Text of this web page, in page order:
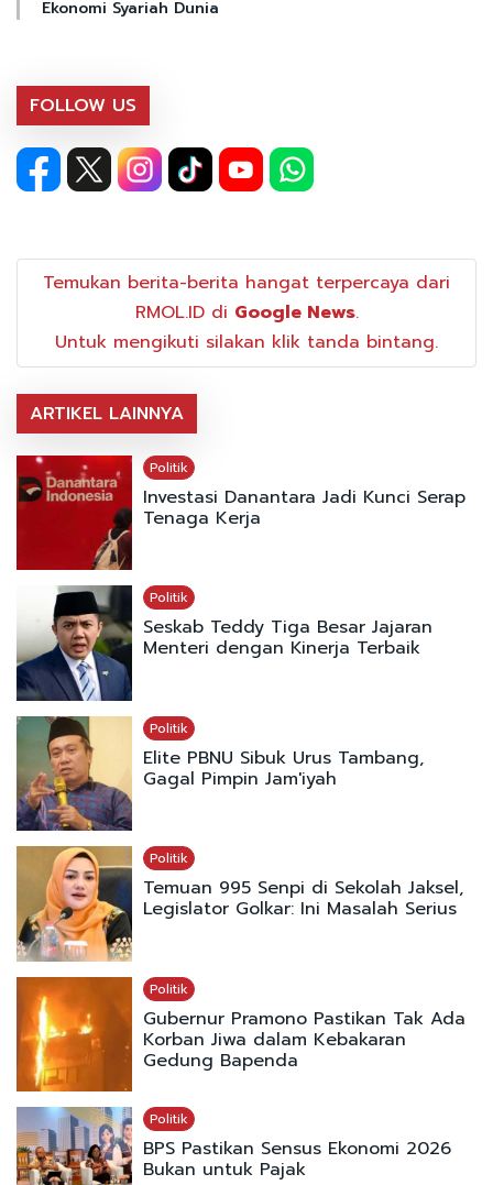
Ekonomi Syariah Dunia
FOLLOW US
Temukan berita-berita hangat terpercaya dari
RMOL.ID di Google News.
Untuk mengikuti silakan klik tanda bintang.
ARTIKEL LAINNYA
Politik
Investasi Danantara Jadi Kunci Serap
Tenaga Kerja
Politik
Seskab Teddy Tiga Besar Jajaran
Menteri dengan Kinerja Terbaik
Politik
Elite PBNU Sibuk Urus Tambang,
Gagal Pimpin Jam'iyah
Politik
Temuan 995 Senpi di Sekolah Jaksel,
Legislator Golkar: Ini Masalah Serius
Politik
Gubernur Pramono Pastikan Tak Ada
Korban Jiwa dalam Kebakaran
Gedung Bapenda
Politik
BPS Pastikan Sensus Ekonomi 2026
Bukan untuk Pajak